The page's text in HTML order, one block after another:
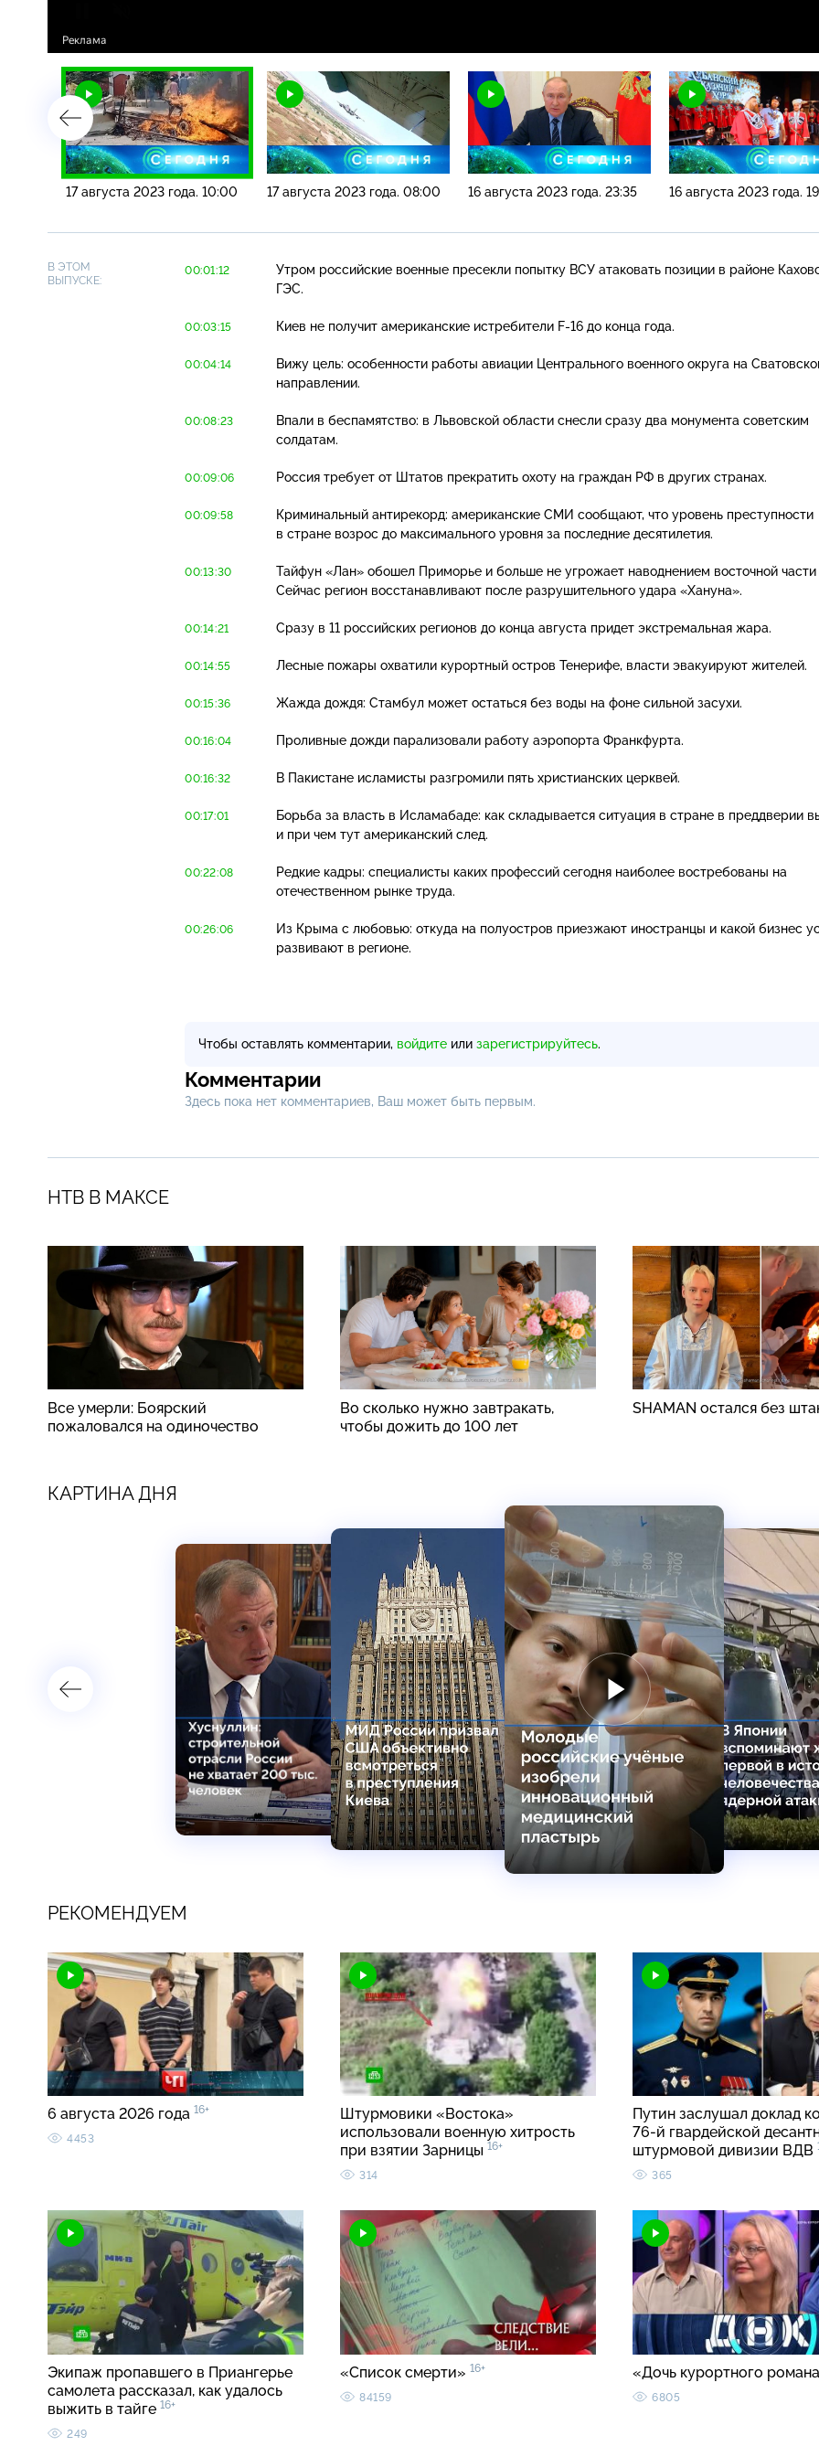
17 августа 2023 года. 10:00 17 августа 2023 года. 08:00 16 августа 2023 года. 23:35 16 августа 2023 года.
В ЭТОМ
ВЫПУСКЕ:
00:01:12
Утром российские военные пресекли попытку ВСУ атаковать позиции в районе
ГЭС.
00:03:15 Киев не получит американские истребители F-16 до конца года.
00:04:14
Вижу цель: особенности работы авиации Центрального военного округа на
направлении.
00:08:23
Впали в беспамятство: в Львовской области снесли сразу два монумента советским
солдатам.
00:09:06 Россия требует от Штатов прекратить охоту на граждан РФ в других странах.
00:09:58
Криминальный антирекорд: американские СМИ сообщают, что уровень преступности
в стране возрос до максимального уровня за последние десятилетия.
00:13:30
Тайфун «Лан» обошел Приморье и больше не угрожает наводнением восточной части
Сейчас регион восстанавливают после разрушительного удара «Хануна».
00:14:21 Сразу в 11 российских регионов до конца августа придет экстремальная жара.
00:14:55 Лесные пожары охватили курортный остров Тенерифе, власти эвакуируют жителей.
00:15:36 Жажда дождя: Стамбул может остаться без воды на фоне сильной засухи.
00:16:04 Проливные дожди парализовали работу аэропорта Франкфурта.
00:16:32 В Пакистане исламисты разгромили пять христианских церквей.
00:17:01
Борьба за власть в Исламабаде: как складывается ситуация в стране в преддверии
и при чем тут американский след.
00:22:08
Редкие кадры: специалисты каких профессий сегодня наиболее востребованы на
отечественном рынке труда.
00:26:06
Из Крыма с любовью: откуда на полуостров приезжают иностранцы и какой бизнес
развивают в регионе.
Чтобы оставлять комментарии, войдите или зарегистрируйтесь.
Комментарии
Здесь пока нет комментариев, Ваш может быть первым.
НТВ В МАКСЕ
Все умерли: Боярский
пожаловался на одиночество
Во сколько нужно завтракать,
чтобы дожить до 100 лет
SHAMAN остался без
КАРТИНА ДНЯ
РЕКОМЕНДУЕМ
6 августа 2026 года 16+
4453
Штурмовики «Востока»
использовали военную хитрость
при взятии Зарницы 16+
314
Путин заслушал доклад
76-й гвардейской
штурмовой дивизии ВДВ
365
Экипаж пропавшего в Приангерье
самолета рассказал, как удалось
выжить в тайге 16+
249
«Список смерти» 16+
84159
«Дочь курортного
6805